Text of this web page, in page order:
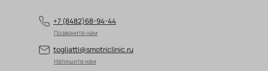
Позвоните нам
+7 (8482)68-94-44
togliatti@smotriclinic.ru
Напишите нам